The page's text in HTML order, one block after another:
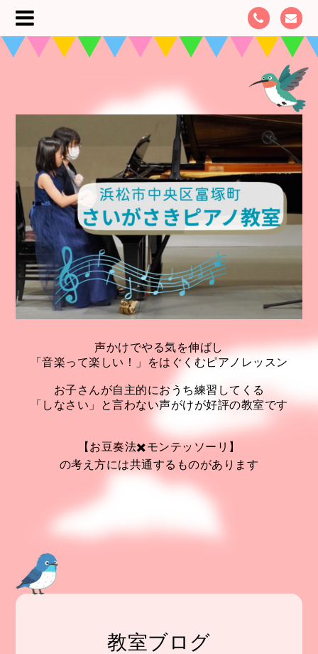
声かけでやる気を伸ばし
「音楽って楽しい！」をはぐくむピアノレッスン
お子さんが自主的におうち練習してくる
「しなさい」と言わない声がけが好評の教室です
【お豆奏法✖️モンテッソーリ】
の考え方には共通するものがあります
教室ブログ